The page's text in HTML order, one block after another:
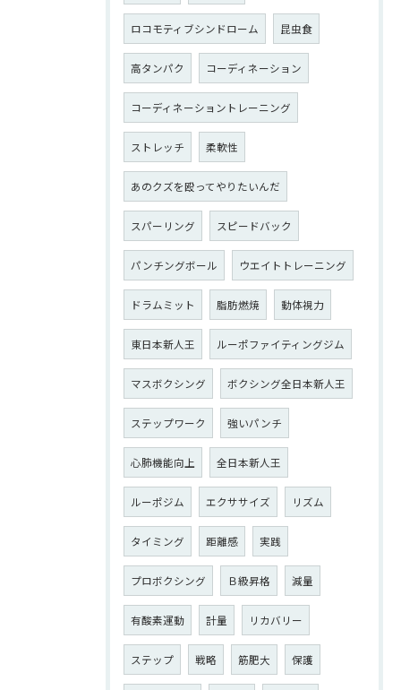
ロコモティブシンドローム 昆虫食
高タンパク コーディネーション
コーディネーショントレーニング
ストレッチ 柔軟性
あのクズを殴ってやりたいんだ
スパーリング スピードバック
パンチングボール ウエイトトレーニング
ドラムミット 脂肪燃焼 動体視力
東日本新人王 ルーポファイティングジム
マスボクシング ボクシング全日本新人王
ステップワーク 強いパンチ
心肺機能向上 全日本新人王
ルーポジム エクササイズ リズム
タイミング 距離感 実践
プロボクシング Ｂ級昇格 減量
有酸素運動 計量 リカバリー
ステップ 戦略 筋肥大 保護